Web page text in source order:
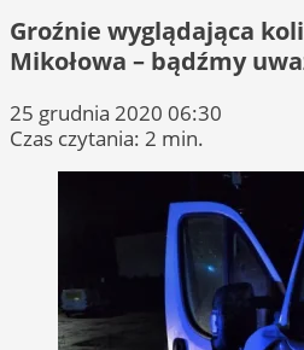
Groźnie wyglądająca
Mikołowa – bądźmy
25 grudnia 2020 06:30
Czas czytania: 2 min.